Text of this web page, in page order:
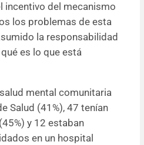
incentivo del mecanismo
los problemas de esta
la responsabilidad
es lo que está
mental comunitaria
Salud (41%), 47 tenían
y 12 estaban
en un hospital